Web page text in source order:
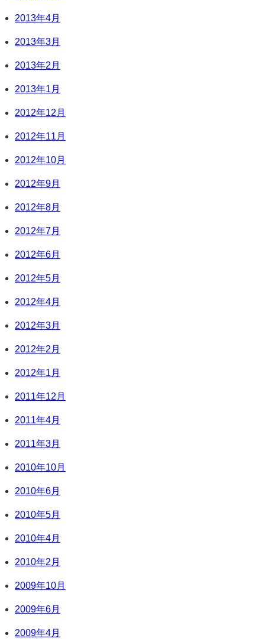
2013年4月
2013年3月
2013年2月
2013年1月
2012年12月
2012年11月
2012年10月
2012年9月
2012年8月
2012年7月
2012年6月
2012年5月
2012年4月
2012年3月
2012年2月
2012年1月
2011年12月
2011年4月
2011年3月
2010年10月
2010年6月
2010年5月
2010年4月
2010年2月
2009年10月
2009年6月
2009年4月